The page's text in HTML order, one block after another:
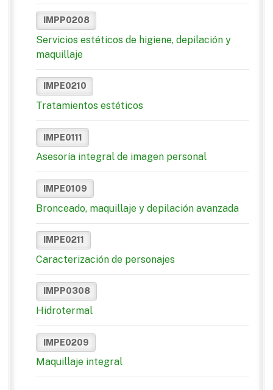
IMPP0208
Servicios estéticos de higiene, depilación y
maquillaje
IMPE0210
Tratamientos estéticos
IMPE0111
Asesoría integral de imagen personal
IMPE0109
Bronceado, maquillaje y depilación avanzada
IMPE0211
Caracterización de personajes
IMPP0308
Hidrotermal
IMPE0209
Maquillaje integral